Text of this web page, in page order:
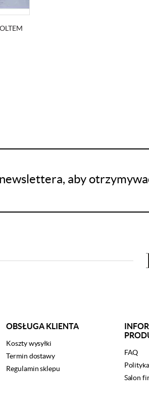
aby
OBSŁUGA KLIENTA
Koszty wysyłki
Termin dostawy
Regulamin sklepu
FAQ
Salon